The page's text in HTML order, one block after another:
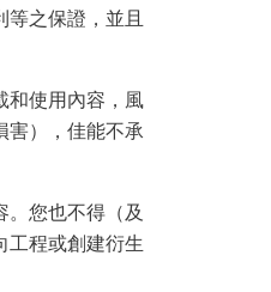
之保證，並且
和使用內容，風
害），佳能不承
您也不得（及
工程或創建衍生